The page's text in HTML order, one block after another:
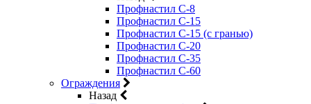
Профнастил С-8
Профнастил С-15
Профнастил С-15 (с гранью)
Профнастил С-20
Профнастил С-35
Профнастил С-60
Ограждения
Назад